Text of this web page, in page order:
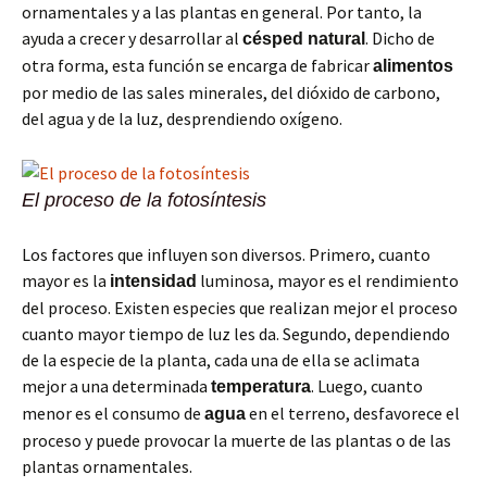
ornamentales y a las plantas en general. Por tanto, la
ayuda a crecer y desarrollar al césped natural . Dicho de
otra forma, esta función se encarga de fabricaralimentos
por medio de las sales minerales, del dióxido de carbono,
del agua y de la luz, desprendiendo oxígeno.
El proceso de la fotosíntesis
Los factores que influyen son diversos. Primero, cuanto
mayor es la intensidad luminosa, mayor es el rendimiento
del proceso. Existen especies que realizan mejor el proceso
cuanto mayor tiempo de luz les da. Segundo, dependiendo
de la especie de la planta, cada una de ella se aclimata
mejor a una determinada temperatura. Luego, cuanto
menor es el consumo de aguaen el terreno, desfavorece el
proceso y puede provocar la muerte de las plantas o de las
plantas ornamentales.